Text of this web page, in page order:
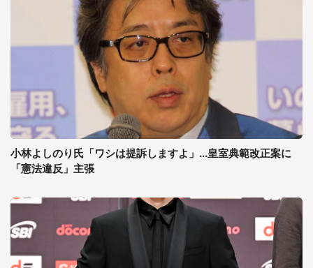
小林よしのり氏「ワシは提訴しますよ」...皇室典範改正案に
「憲法違反」主張